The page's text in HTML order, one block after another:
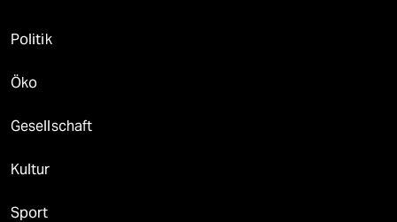
Politik
Öko
Gesellschaft
Kultur
Sport